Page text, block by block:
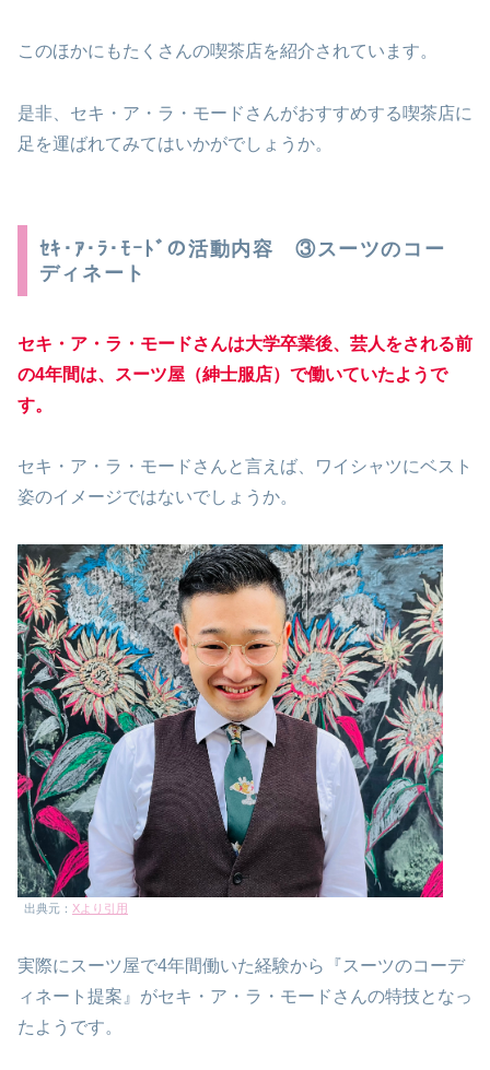
このほかにもたくさんの喫茶店を紹介されています。
是非、セキ・ア・ラ・モードさんがおすすめする喫茶店に
足を運ばれてみてはいかがでしょうか。
ｾｷ･ｱ･ﾗ･ﾓｰﾄﾞの活動内容 ③スーツのコー
ディネート
セキ・ア・ラ・モードさんは大学卒業後、芸人をされる前
の4年間は、スーツ屋（紳士服店）で働いていたようで
す。
セキ・ア・ラ・モードさんと言えば、ワイシャツにベスト
姿のイメージではないでしょうか。
出典元： Xより引用
実際にスーツ屋で4年間働いた経験から『スーツのコーデ
ィネート提案』がセキ・ア・ラ・モードさんの特技となっ
たようです。